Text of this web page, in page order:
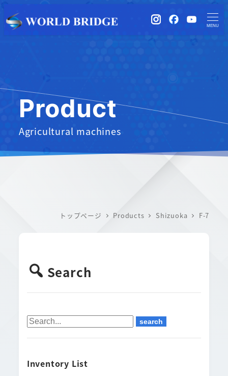
instagramFacebook
MENU
Product
Agricultural machines
トップページ Products Shizuoka F-7
Search
Inventory List